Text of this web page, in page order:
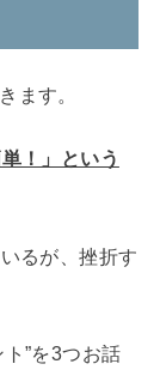
ます。
！」という
るが、挫折す
”を3つお話